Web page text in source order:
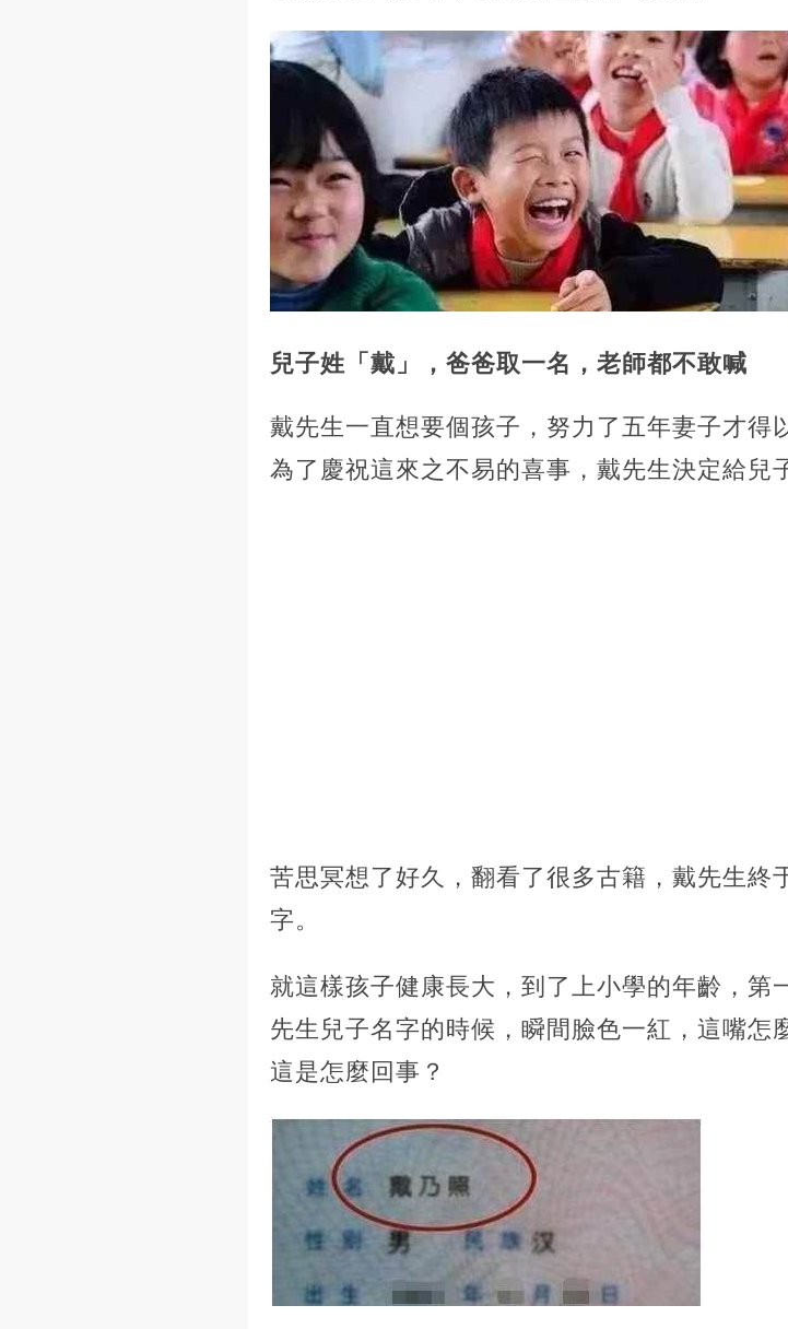
兒子姓「戴」，爸爸取一名，老師都不敢喊
戴先生一直想要個孩子，努力了五年妻子才得
為了慶祝這來之不易的喜事，戴先生決定給兒
苦思冥想了好久，翻看了很多古籍，戴先生終
字。
就這樣孩子健康長大，到了上小學的年齡，第
先生兒子名字的時候，瞬間臉色一紅，這嘴怎
這是怎麼回事？